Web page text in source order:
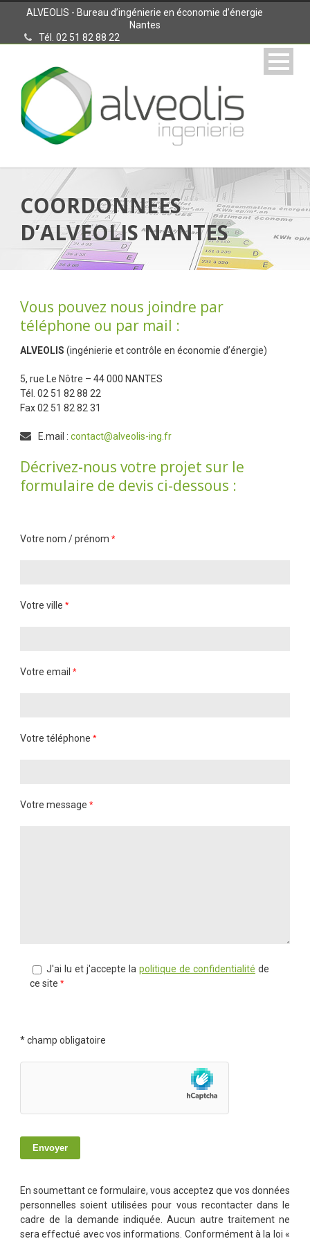
ALVEOLIS - Bureau d’ingénierie en économie d’énergie
Nantes
Tél. 02 51 82 88 22
COORDONNEES
D’ALVEOLIS NANTES
Vous pouvez nous joindre par
téléphone ou par mail :
ALVEOLIS (ingénierie et contrôle en économie d’énergie)
5, rue Le Nôtre – 44 000 NANTES
Tél. 02 51 82 88 22
Fax 02 51 82 82 31
E.mail : contact@alveolis-ing.fr
Décrivez-nous votre projet sur le
formulaire de devis ci-dessous :
Votre nom / prénom *
Votre ville *
Votre email *
Votre téléphone *
Votre message *
J'ai lu et j'accepte la politique de confidentialité de
ce site *
*champ obligatoire
En soumettant ce formulaire, vous acceptez que vos données
personnelles soient utilisées pour vous recontacter dans le
cadre de la demande indiquée. Aucun autre traitement ne
sera effectué avec vos informations. Conformément à la loi «